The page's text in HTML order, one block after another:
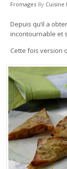
Fromages By Cuisine
Depuis qu’il a
incontournable et
Cette fois version